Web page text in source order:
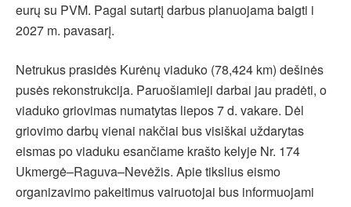
eurų su PVM. Pagal sutartį darbus planuojama baigti i
2027 m. pavasarį.
Netrukus prasidės Kurėnų viaduko (78,424 km) dešinės
pusės rekonstrukcija. Paruošiamieji darbai jau pradėti, o
viaduko griovimas numatytas liepos 7 d. vakare. Dėl
griovimo darbų vienai nakčiai bus visiškai uždarytas
eismas po viaduku esančiame krašto kelyje Nr. 174
Ukmergė–Raguva–Nevėžis. Apie tikslius eismo
organizavimo pakeitimus vairuotojai bus informuojami